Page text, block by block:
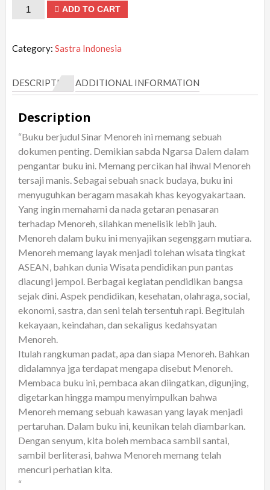
Sinar
Keindahan,
Kedahsyatan
ADD TO CART
Category: Sastra Indonesia
DESCRIPTION ADDITIONAL INFORMATION
Description
“Buku berjudul Sinar Menoreh ini memang sebuah
dokumen penting. Demikian sabda Ngarsa Dalem dalam
pengantar buku ini. Memang percikan hal ihwal Menoreh
tersaji manis. Sebagai sebuah snack budaya, buku ini
menyuguhkan beragam masakah khas keyogyakartaan.
Yang ingin memahami da nada getaran penasaran
terhadap Menoreh, silahkan menelisik lebih jauh.
Menoreh dalam buku ini menyajikan segenggam mutiara.
Menoreh memang layak menjadi tolehan wisata tingkat
ASEAN, bahkan dunia Wisata pendidikan pun pantas
diacungi jempol. Berbagai kegiatan pendidikan bangsa
sejak dini. Aspek pendidikan, kesehatan, olahraga, social,
ekonomi, sastra, dan seni telah tersentuh rapi. Begitulah
kekayaan, keindahan, dan sekaligus kedahsyatan
Menoreh.
Itulah rangkuman padat, apa dan siapa Menoreh. Bahkan
didalamnya jga terdapat mengapa disebut Menoreh.
Membaca buku ini, pembaca akan diingatkan, digunjing,
digetarkan hingga mampu menyimpulkan bahwa
Menoreh memang sebuah kawasan yang layak menjadi
pertaruhan. Dalam buku ini, keunikan telah diambarkan.
Dengan senyum, kita boleh membaca sambil santai,
sambil berliterasi, bahwa Menoreh memang telah
mencuri perhatian kita.
“